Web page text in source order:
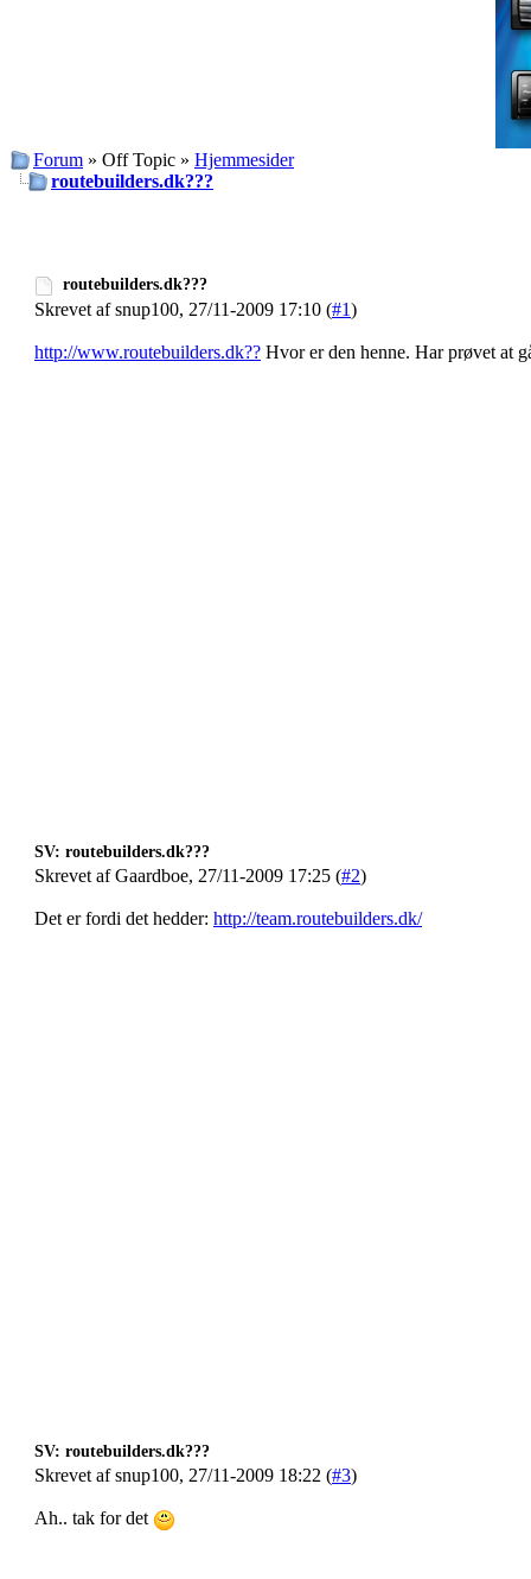
Forum » Off Topic » Hjemmesider
routebuilders.dk???
routebuilders.dk???
Skrevet af snup100, 27/11-2009 17:10 (#1)
http://www.routebuilders.dk?? Hvor er den henne. Har prøvet at
SV: routebuilders.dk???
Skrevet af Gaardboe, 27/11-2009 17:25 (#2)
Det er fordi det hedder: http://team.routebuilders.dk/
SV: routebuilders.dk???
Skrevet af snup100, 27/11-2009 18:22 (#3)
Ah.. tak for det